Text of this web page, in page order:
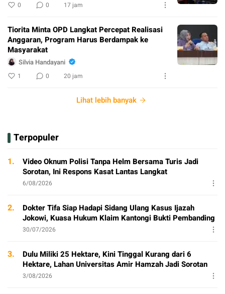
0 0 17 jam
Tiorita Minta OPD Langkat Percepat Realisasi
Anggaran, Program Harus Berdampak ke
Masyarakat
Silvia Handayani
1 0 20 jam
Lihat lebih banyak
Terpopuler
1.
Video Oknum Polisi Tanpa Helm Bersama Turis Jadi
Sorotan, Ini Respons Kasat Lantas Langkat
6/08/2026
2.
Dokter Tifa Siap Hadapi Sidang Ulang Kasus Ijazah
Jokowi, Kuasa Hukum Klaim Kantongi Bukti Pembanding
30/07/2026
3.
Dulu Miliki 25 Hektare, Kini Tinggal Kurang dari 6
Hektare, Lahan Universitas Amir Hamzah Jadi Sorotan
3/08/2026